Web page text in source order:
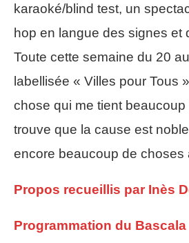
karaoké/blind test, un
hop en langue des signes et
Toute cette semaine du 20
labellisée « Villes pour Tous
chose qui me tient
trouve que la cause est noble
encore beaucoup de choses
Propos recueillis par Inès
Programmation du Bascala